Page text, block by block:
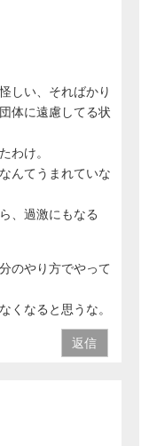
しい、そればかり
体に遠慮してる状
わけ。
んてうまれていな
、過激にもなる
のやり方でやって
くなると思うな。
返信